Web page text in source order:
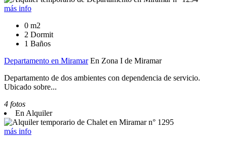
más info
0 m2
2 Dormit
1 Baños
Departamento en Miramar En Zona I de Miramar
Departamento de dos ambientes con dependencia de servicio.
Ubicado sobre...
4 fotos
En Alquiler
más info